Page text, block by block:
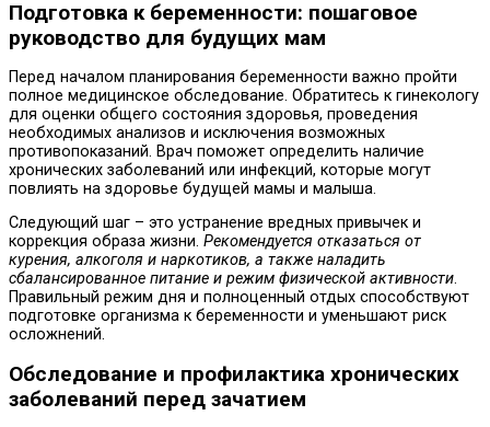
Подготовка к беременности: пошаговое
руководство для будущих мам
Перед началом планирования беременности важно пройти
полное медицинское обследование. Обратитесь к гинекологу
для оценки общего состояния здоровья, проведения
необходимых анализов и исключения возможных
противопоказаний. Врач поможет определить наличие
хронических заболеваний или инфекций, которые могут
повлиять на здоровье будущей мамы и малыша.
Следующий шаг – это устранение вредных привычек и
коррекция образа жизни. Рекомендуется отказаться от
курения, алкоголя и наркотиков, а также наладить
сбалансированное питание и режим физической активности.
Правильный режим дня и полноценный отдых способствуют
подготовке организма к беременности и уменьшают риск
осложнений.
Обследование и профилактика хронических
заболеваний перед зачатием